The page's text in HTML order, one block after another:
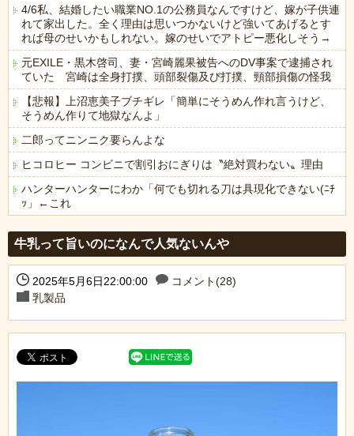
4/6私、結婚したい職業NO.1の公務員なんですけど、嫁が子供連
れて家出した。全く理由は思いつかないけど強いてあげるとす
れば母のせいかもしれない。嫁のせいでアトピー悪化しそう→
元EXILE・黒木啓司、妻・宮崎麗果被告へのDV事案で逮捕され
ていた 宮崎は全身打撲、頭部裂傷及び打撲、頸部損傷の怪我
【悲報】上沼恵美子ブチギレ「簡単にそうめん作れ言うけど、
そうめん作りて地獄なんよ」
二郎ってニンニク要らんよな
ヒコロヒー コンビニで割引おにぎりは〝絶対買わない〟理由
ハンターハンターにわか「何でも切れる刀は具現化できない(ﾆﾁ
ｯ」←これ
牛乳って旨いのになんで人気ないんや
2025年5月6日22:00:00
コメント(28)
乳製品